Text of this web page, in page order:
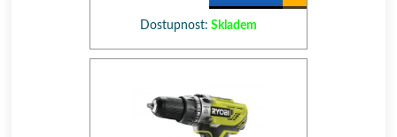
Dostupnost: Skladem